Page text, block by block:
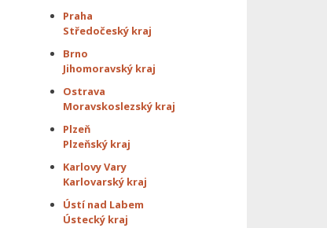
Praha
Středočeský kraj
Brno
Jihomoravský kraj
Ostrava
Moravskoslezský kraj
Plzeň
Plzeňský kraj
Karlovy Vary
Karlovarský kraj
Ústí nad Labem
Ústecký kraj